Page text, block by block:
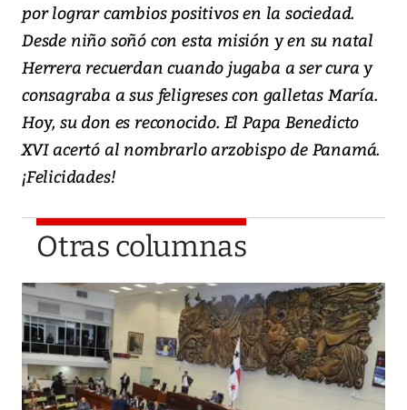
por lograr cambios positivos en la sociedad.
Desde niño soñó con esta misión y en su natal
Herrera recuerdan cuando jugaba a ser cura y
consagraba a sus feligreses con galletas María.
Hoy, su don es reconocido. El Papa Benedicto
XVI acertó al nombrarlo arzobispo de Panamá.
¡Felicidades!
Otras columnas